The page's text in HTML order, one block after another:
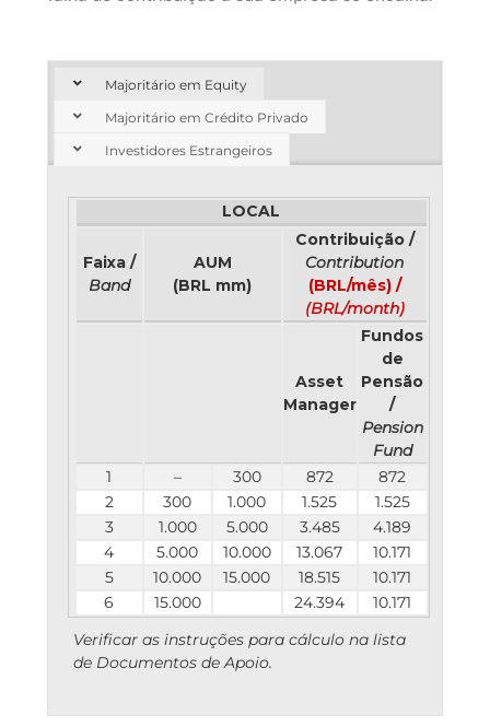
Majoritário em Equity
Majoritário em Crédito Privado
Investidores Estrangeiros
LOCAL
Faixa /
Band
AUM
(BRL mm)
Contribuição /
Contribution
(BRL/mês) /
(BRL/month)
Asset
Manager
Fundos
de
Pensão
/
Pension
Fund
1
– 300 872
872
2
300 1.000 1.525
1.525
3
1.000 5.000 3.485
4.189
4
5.000 10.000 13.067
10.171
5
10.000 15.000 18.515
10.171
6
15.000 24.394
10.171
Verificar as instruções para cálculo na lista
de Documentos de Apoio.